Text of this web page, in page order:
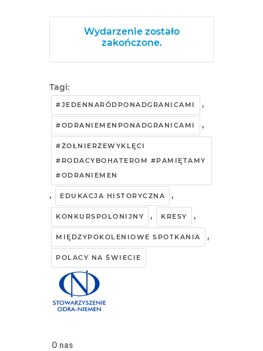
Wydarzenie zostało
zakończone.
Tagi:
#JEDENNARÓDPONADGRANICAMI ,
#ODRANIEMENPONADGRANICAMI ,
#ŻOŁNIERZEWYKLĘCI
#RODACYBOHATEROM #PAMIĘTAMY
#ODRANIEMEN
, EDUKACJA HISTORYCZNA ,
KONKURSPOLONIJNY , KRESY ,
MIĘDZYPOKOLENIOWE SPOTKANIA ,
POLACY NA ŚWIECIE
O nas